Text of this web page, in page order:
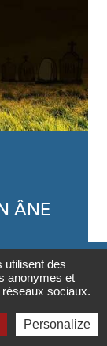
Contact

Newsletter
ÂNE
utilisent des
anonymes et
sociaux.
Personalize